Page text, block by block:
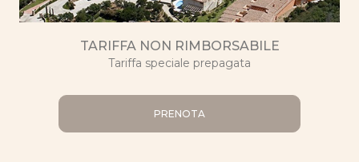
TARIFFA NON RIMBORSABILE
Tariffa speciale prepagata
PRENOTA